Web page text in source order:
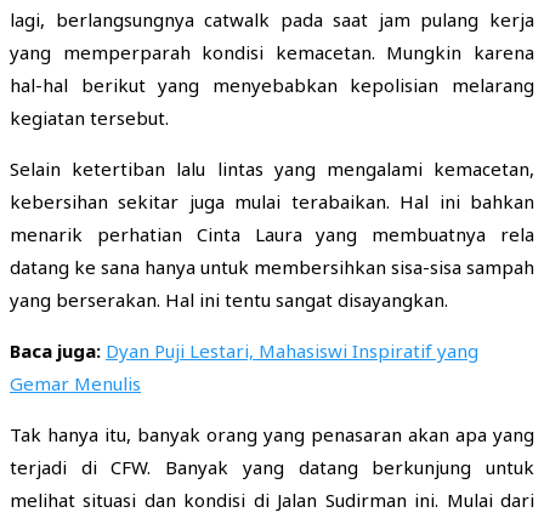
lagi, berlangsungnya catwalk pada saat jam pulang kerja
yang memperparah kondisi kemacetan. Mungkin karena
hal-hal berikut yang menyebabkan kepolisian melarang
kegiatan tersebut.
Selain ketertiban lalu lintas yang mengalami kemacetan,
kebersihan sekitar juga mulai terabaikan. Hal ini bahkan
menarik perhatian Cinta Laura yang membuatnya rela
datang ke sana hanya untuk membersihkan sisa-sisa sampah
yang berserakan. Hal ini tentu sangat disayangkan.
Baca juga: Dyan Puji Lestari, Mahasiswi Inspiratif yang
Gemar Menulis
Tak hanya itu, banyak orang yang penasaran akan apa yang
terjadi di CFW. Banyak yang datang berkunjung untuk
melihat situasi dan kondisi di Jalan Sudirman ini. Mulai dari